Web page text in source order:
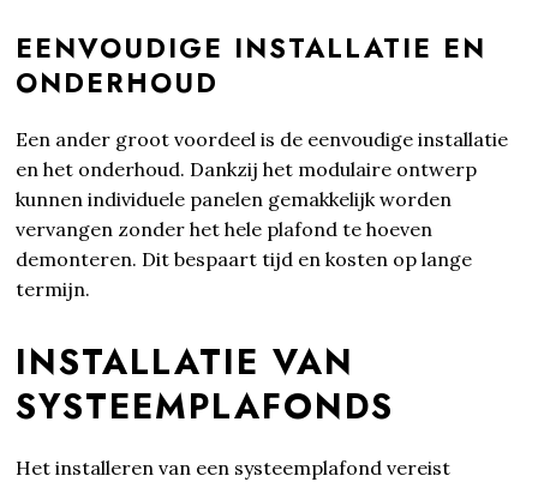
EENVOUDIGE INSTALLATIE EN
ONDERHOUD
Een ander groot voordeel is de eenvoudige installatie
en het onderhoud. Dankzij het modulaire ontwerp
kunnen individuele panelen gemakkelijk worden
vervangen zonder het hele plafond te hoeven
demonteren. Dit bespaart tijd en kosten op lange
termijn.
INSTALLATIE VAN
SYSTEEMPLAFONDS
Het installeren van een systeemplafond vereist